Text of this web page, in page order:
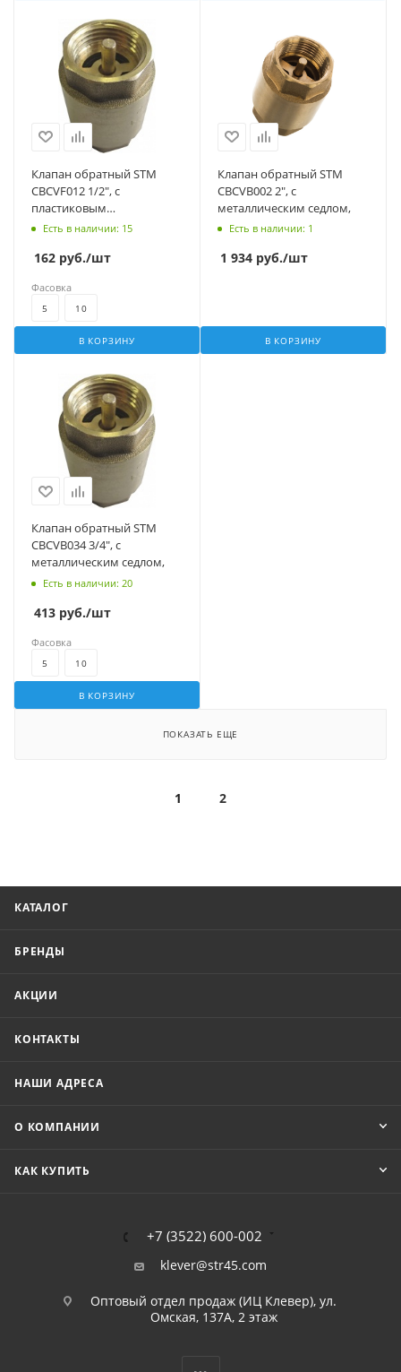
Клапан обратный STM
CBCVF012 1/2", с
пластиковым
сердечником, с сеткой
Есть в наличии: 15
162 руб./шт
В КОРЗИНУ
Фасовка
5 10
Клапан обратный STM
CBCVB002 2", с
металлическим седлом,
Есть в наличии: 1
1 934 руб./шт
В КОРЗИНУ
Клапан обратный STM
CBCVB034 3/4", с
металлическим седлом,
Есть в наличии: 20
413 руб./шт
В КОРЗИНУ
Фасовка
5 10
ПОКАЗАТЬ ЕЩЕ
1 2
КАТАЛОГ
БРЕНДЫ
АКЦИИ
КОНТАКТЫ
НАШИ АДРЕСА
О КОМПАНИИ
КАК КУПИТЬ
+7 (3522) 600-002
klever@str45.com
Оптовый отдел продаж (ИЦ Клевер), ул.
Омская, 137А, 2 этаж